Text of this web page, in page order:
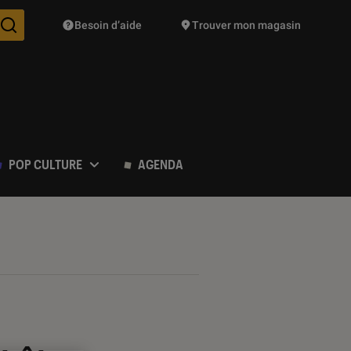
Des suggestions de produits vont vous être proposées
Besoin d’aide Trouver mon magasin
POP CULTURE AGENDA